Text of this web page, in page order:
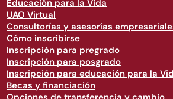
Educación para la Vida
UAO Virtual
Consultorías y asesorías
Cómo inscribirse
Inscripción para pregrado
Inscripción para posgrado
Inscripción para educación para la
Becas y financiación